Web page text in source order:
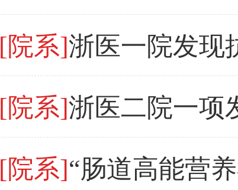
[院系]浙医一院发现
[院系]
[院系]